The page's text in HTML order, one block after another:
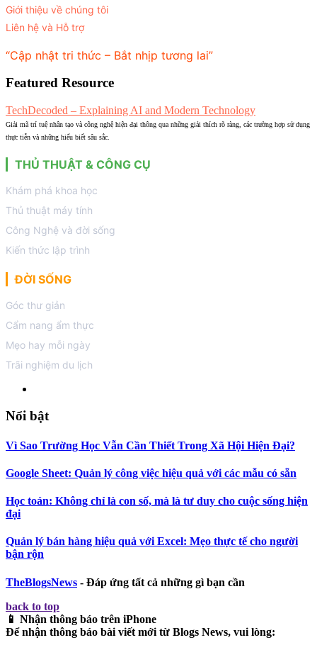
Giới thiệu về chúng tôi
Liên hệ và Hỗ trợ
“Cập nhật tri thức – Bắt nhịp tương lai”
Featured Resource
TechDecoded – Explaining AI and Modern Technology
Giải mã trí tuệ nhân tạo và công nghệ hiện đại thông qua những giải thích rõ ràng, các trường hợp sử dụng
thực tiễn và những hiểu biết sâu sắc.
THỦ THUẬT & CÔNG CỤ
Khám phá khoa học
Thủ thuật máy tính
Công Nghệ và đời sống
Kiến thức lập trình
ĐỜI SỐNG
Góc thư giản
Cẩm nang ẩm thực
Mẹo hay mỗi ngày
Trãi nghiệm du lịch
Nổi bật
Vì Sao Trường Học Vẫn Cần Thiết Trong Xã Hội Hiện Đại?
Google Sheet: Quản lý công việc hiệu quả với các mẫu có sẵn
Học toán: Không chỉ là con số, mà là tư duy cho cuộc sống hiện
đại
Quản lý bán hàng hiệu quả với Excel: Mẹo thực tế cho người
bận rộn
TheBlogsNews - Đáp ứng tất cả những gì bạn cần
back to top
📱 Nhận thông báo trên iPhone
Để nhận thông báo bài viết mới từ Blogs News, vui lòng: